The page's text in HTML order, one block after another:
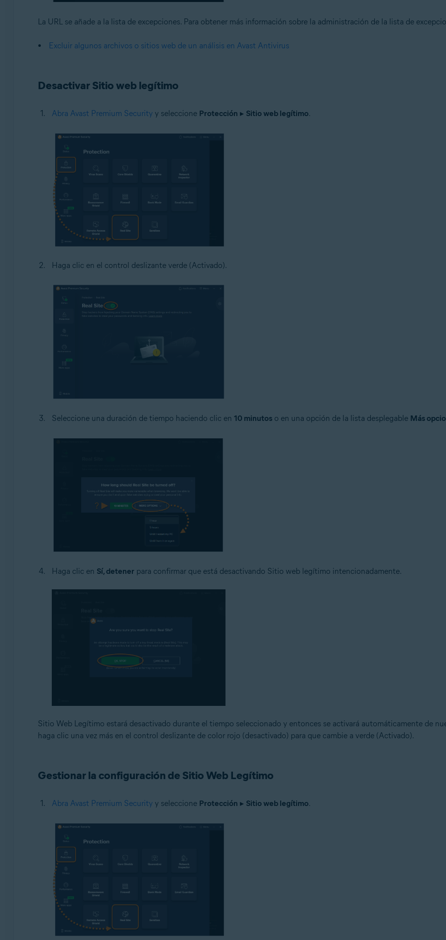
La URL se añade a la lista de excepciones. Para obtener más información sobre la administración de la lista de
Excluir algunos archivos o sitios web de un análisis en Avast Antivirus
Desactivar Sitio web legítimo
Abra Avast Premium Security y seleccione Protección ▸ Sitio web legítimo.
Haga clic en el control deslizante verde (Activado).
Seleccione una duración de tiempo haciendo clic en 10 minutoso en una opción de la lista desplegable Más
Haga clic en Sí, detener para confirmar que está desactivando Sitio web legítimo intencionadamente.
Sitio Web Legítimo estará desactivado durante el tiempo seleccionado y entonces se activará automáticamente de
haga clic una vez más en el control deslizante de color rojo (desactivado) para que cambie a verde (Activado).
Gestionar la configuración de Sitio Web Legítimo
Abra Avast Premium Security y seleccione Protección ▸ Sitio web legítimo.